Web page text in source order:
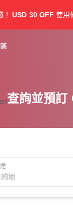
USD 30 OFF 使用
查詢並預